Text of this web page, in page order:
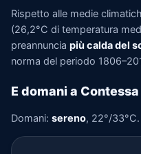
Rispetto alle medie
(26,2°C di temperatura
preannuncia più calda del
norma del periodo
E domani a
Domani: sereno, 22°/33°C.